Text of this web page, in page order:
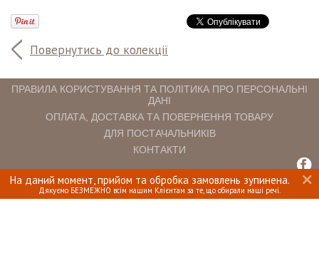
На даний момент, прийом та обробка замовлень зупинена.
Дякуємо БЕЗМЕЖНО всім нашим Клієнтам за те, що обирали наші речі.
Повернутись до колекції
ПРАВИЛА КОРИСТУВАННЯ ТА ПОЛІТИКА ПРО ПЕРСОНАЛЬНІ
ДАНІ
ОПЛАТА, ДОСТАВКА ТА ПОВЕРНЕННЯ ТОВАРУ
ДЛЯ ПОСТАЧАЛЬНИКІВ
КОНТАКТИ
INTERIOMANIA © 2018. ВСІ ПРАВА ЗАХИЩЕНІ.